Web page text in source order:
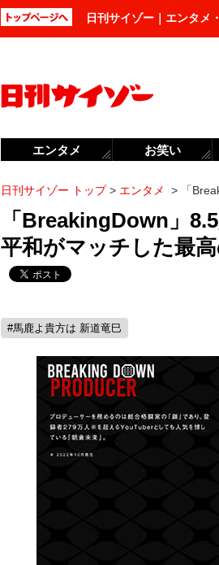
日刊サイゾー｜エンタメ
日刊サイゾー トップ> エンタメ > 「
「BreakingDown」
平和がマッチした最
#馬鹿よ貴方は 新道竜巳
エンタメ お笑い